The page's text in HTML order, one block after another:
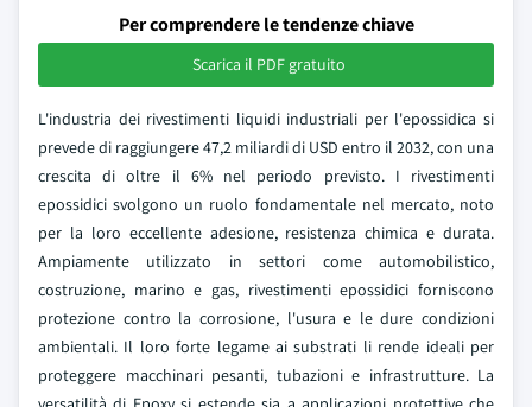
Per comprendere le tendenze chiave
Scarica il PDF gratuito
L'industria dei rivestimenti liquidi industriali per l'epossidica si
prevede di raggiungere 47,2 miliardi di USD entro il 2032, con una
crescita di oltre il 6% nel periodo previsto. I rivestimenti
epossidici svolgono un ruolo fondamentale nel mercato, noto
per la loro eccellente adesione, resistenza chimica e durata.
Ampiamente utilizzato in settori come automobilistico,
costruzione, marino e gas, rivestimenti epossidici forniscono
protezione contro la corrosione, l'usura e le dure condizioni
ambientali. Il loro forte legame ai substrati li rende ideali per
proteggere macchinari pesanti, tubazioni e infrastrutture. La